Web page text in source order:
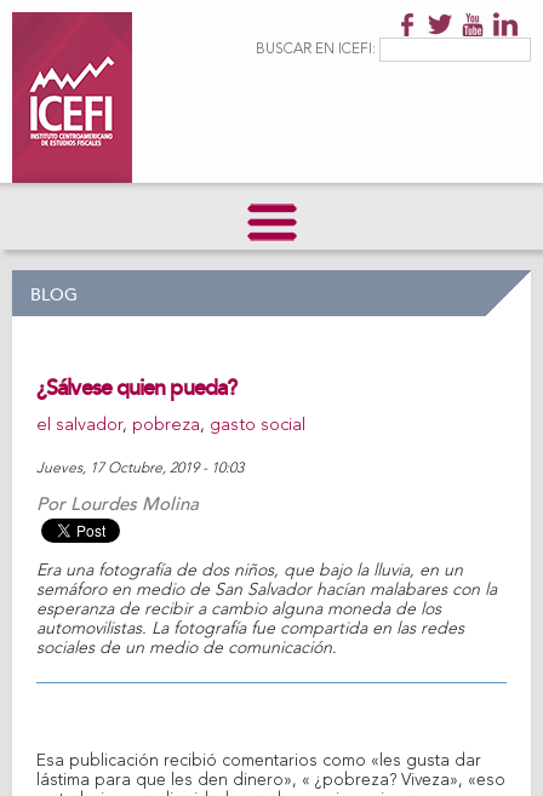
principalFormulario de
BUSCAR EN ICEFI:
BLOG
¿Sálvese quien pueda?
el salvador, pobreza, gasto social
Jueves, 17 Octubre, 2019 - 10:03
Por Lourdes Molina
Era una fotografía de dos niños, que bajo la lluvia, en un
semáforo en medio de San Salvador hacían malabares con la
esperanza de recibir a cambio alguna moneda de los
automovilistas. La fotografía fue compartida en las redes
sociales de un medio de comunicación.
Esa publicación recibió comentarios como «les gusta dar
lástima para que les den dinero», « ¿pobreza? Viveza», «eso